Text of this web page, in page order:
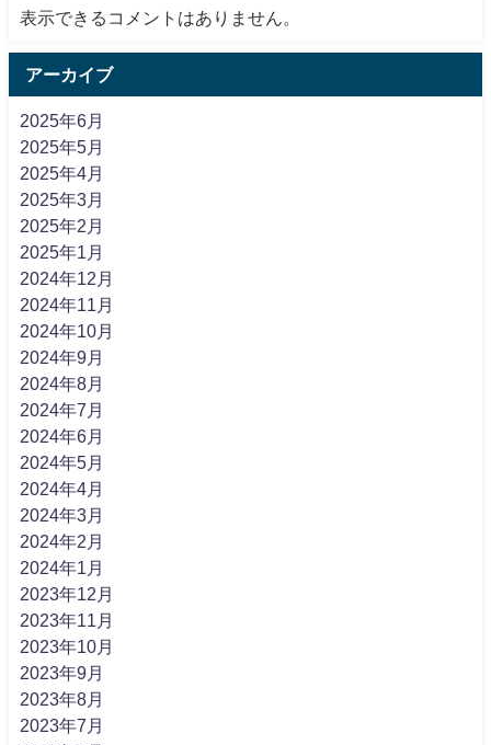
表示できるコメントはありません。
アーカイブ
2025年6月
2025年5月
2025年4月
2025年3月
2025年2月
2025年1月
2024年12月
2024年11月
2024年10月
2024年9月
2024年8月
2024年7月
2024年6月
2024年5月
2024年4月
2024年3月
2024年2月
2024年1月
2023年12月
2023年11月
2023年10月
2023年9月
2023年8月
2023年7月